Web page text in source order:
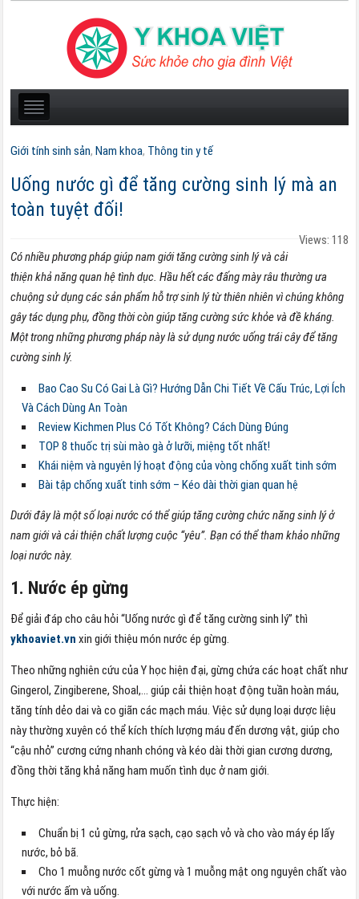
Giới tính sinh sản,Nam khoa, Thông tin y tế
Uống nước gì để tăng cường sinh lý mà an
toàn tuyệt đối!
Views: 118
Có nhiều phương pháp giúp nam giới tăng cường sinh lý và cải
thiện khả năng quan hệ tình dục. Hầu hết các đấng mày râu thường ưa
chuộng sử dụng các sản phẩm hỗ trợ sinh lý từ thiên nhiên vì chúng không
gây tác dụng phụ, đồng thời còn giúp tăng cường sức khỏe và đề kháng.
Một trong những phương pháp này là sử dụng nước uống trái cây để tăng
cường sinh lý.
Bao Cao Su Có Gai Là Gì? Hướng Dẫn Chi Tiết Về Cấu Trúc, Lợi Ích
Và Cách Dùng An Toàn
Review Kichmen Plus Có Tốt Không? Cách Dùng Đúng
TOP 8 thuốc trị sùi mào gà ở lưỡi, miệng tốt nhất!
Khái niệm và nguyên lý hoạt động của vòng chống xuất tinh sớm
Bài tập chống xuất tinh sớm – Kéo dài thời gian quan hệ
Dưới đây là một số loại nước có thể giúp tăng cường chức năng sinh lý ở
nam giới và cải thiện chất lượng cuộc “yêu”. Bạn có thể tham khảo những
loại nước này.
1. Nước ép gừng
Để giải đáp cho câu hỏi “Uống nước gì để tăng cường sinh lý” thì
ykhoaviet.vn xin giới thiệu món nước ép gừng.
Theo những nghiên cứu của Y học hiện đại, gừng chứa các hoạt chất như
Gingerol, Zingiberene, Shoal,… giúp cải thiện hoạt động tuần hoàn máu,
tăng tính dẻo dai và co giãn các mạch máu. Việc sử dụng loại dược liệu
này thường xuyên có thể kích thích lượng máu đến dương vật, giúp cho
“cậu nhỏ” cương cứng nhanh chóng và kéo dài thời gian cương dương,
đồng thời tăng khả năng ham muốn tình dục ở nam giới.
Thực hiện:
Chuẩn bị 1 củ gừng, rửa sạch, cạo sạch vỏ và cho vào máy ép lấy
nước, bỏ bã.
Cho 1 muỗng nước cốt gừng và 1 muỗng mật ong nguyên chất vào
với nước ấm và uống.